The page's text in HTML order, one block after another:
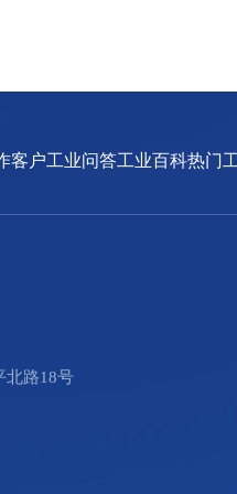
客户工业问答工业百科热门
北路18号